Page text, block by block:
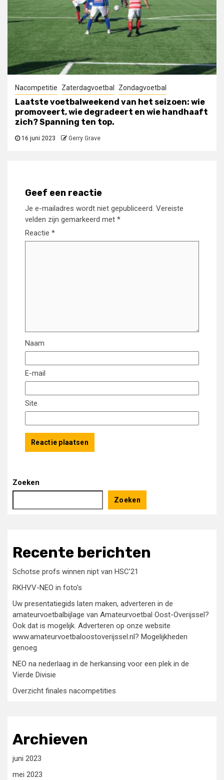
Nacompetitie Zaterdagvoetbal Zondagvoetbal
Laatste voetbalweekend van het seizoen: wie
promoveert, wie degradeert en wie handhaaft
zich? Spanning ten top.
16 juni 2023 Gerry Grave
Geef een reactie
Je e-mailadres wordt niet gepubliceerd. Vereiste
velden zijn gemarkeerd met *
Reactie *
Naam
E-mail
Site
Zoeken
Zoeken
Recente berichten
Schotse profs winnen nipt van HSC’21
RKHVV-NEO in foto’s
Uw presentatiegids laten maken, adverteren in de
amateurvoetbalbijlage van Amateurvoetbal Oost-Overijssel?
Ook dat is mogelijk. Adverteren op onze website
www.amateurvoetbaloostoverijssel.nl? Mogelijkheden
genoeg
NEO na nederlaag in de herkansing voor een plek in de
Vierde Divisie
Overzicht finales nacompetities
Archieven
juni 2023
mei 2023